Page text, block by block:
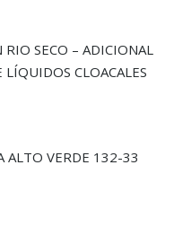
SECO – ADICIONAL
CLOACALES
ALTO VERDE 132-33